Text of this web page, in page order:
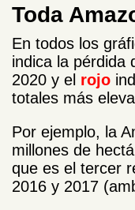
Toda
En todos los
indica la pérdida
2020 y el rojo
totales más
Por ejemplo, la
millones de
que es el tercer
2016 y 2017